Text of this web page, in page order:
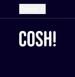
French